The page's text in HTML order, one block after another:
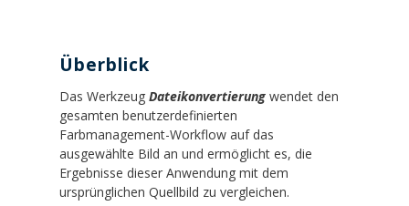
Überblick
Das Werkzeug Dateikonvertierungwendet den
gesamten benutzerdefinierten
Farbmanagement-Workflow auf das
ausgewählte Bild an und ermöglicht es, die
Ergebnisse dieser Anwendung mit dem
ursprünglichen Quellbild zu vergleichen.